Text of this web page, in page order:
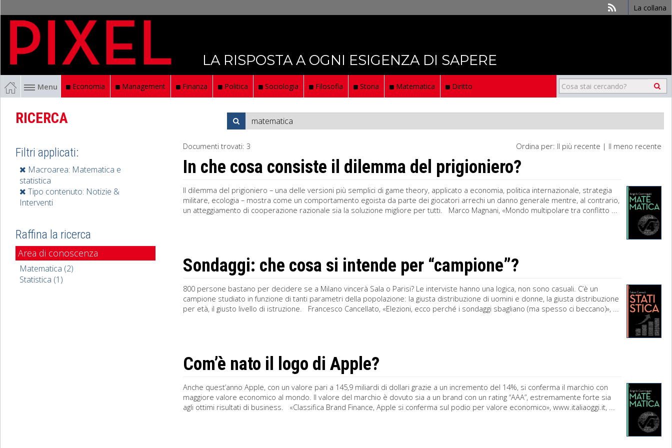
La collana
LA RISPOSTA A OGNI ESIGENZA DI SAPERE
Menu Economia Management Finanza Politica Sociologia Filosofia Storia Matematica Diritto
RICERCA
Ordina per: Il più recente | Il meno recente
Documenti trovati: 3
In che cosa consiste il dilemma del prigioniero?
Il dilemma del prigioniero – una delle versioni più semplici di game theory, applicato a economia, politica internazionale, strategia
militare, ecologia – mostra come un comportamento egoista da parte dei giocatori arrechi un danno generale mentre, al contrario,
un atteggiamento di cooperazione razionale sia la soluzione migliore per tutti. Marco Magnani, «Mondo multipolare tra conflitto ...
Sondaggi: che cosa si intende per “campione”?
800 persone bastano per decidere se a Milano vincerà Sala o Parisi? Le interviste hanno una logica, non sono casuali. C’è un
campione studiato in funzione di tanti parametri della popolazione: la giusta distribuzione di uomini e donne, la giusta distribuzione
per età, il giusto livello di istruzione. Francesco Cancellato, «Elezioni, ecco perché i sondaggi sbagliano (ma spesso ci beccano)», ...
Com’è nato il logo di Apple?
Anche quest’anno Apple, con un valore pari a 145,9 miliardi di dollari grazie a un incremento del 14%, si conferma il marchio con
maggiore valore economico al mondo. Il valore del marchio è dovuto sia a un brand con un rating “AAA”, estremamente forte sia
agli ottimi risultati di business. «Classifica Brand Finance, Apple si conferma sul podio per valore economico», www.italiaoggi.it, ...
Filtri applicati:
Macroarea: Matematica e
statistica
Tipo contenuto: Notizie &
Interventi
Raffina la ricerca
Area di conoscenza
Matematica (2)
Statistica (1)